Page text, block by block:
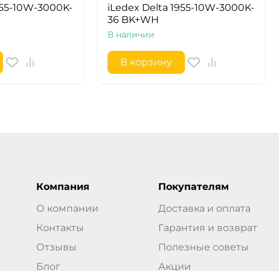
10W-3000K-
iLedex Delta 1955-10W-3000K-
36 BK+WH
В наличии
В корзину
Компания
О компании
Контакты
Отзывы
Блог
Покупателям
Доставка и оплата
Гарантия и возврат
Полезные советы
Акции